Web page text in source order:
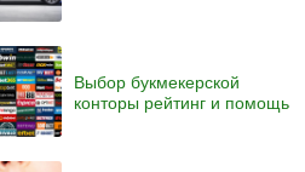
Выбор букмекерской
конторы рейтинг и помощь